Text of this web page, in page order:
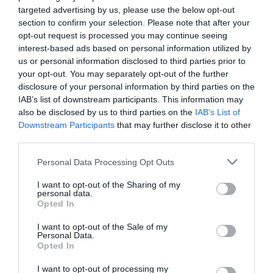
targeted advertising by us, please use the below opt-out
section to confirm your selection. Please note that after your
opt-out request is processed you may continue seeing
interest-based ads based on personal information utilized by
us or personal information disclosed to third parties prior to
your opt-out. You may separately opt-out of the further
disclosure of your personal information by third parties on the
IAB’s list of downstream participants. This information may
also be disclosed by us to third parties on the IAB’s List of
Downstream Participants that may further disclose it to other
Personal Data Processing Opt Outs
I want to opt-out of the Sharing of my
personal data.
Opted In
I want to opt-out of the Sale of my
Personal Data.
Opted In
I want to opt-out of processing my
de las fiestas navideñas. Pablo Ojeda, con una dilatada trayectoria
profesional, asiduo colaborador de programas televisivos de La...
Elogio de la papa frita
FRANCISCO SILVERA
Salada, con un punto de aceite y el crujir nacarado de
la fritura cariñosa, la papa dona felicidad a sus
consumidores. De una en una, agrupadas, ensortijadas
sin forma previa, solapadas en redondez masticable,
trituradas por una quijada abierta o en consunción
lenta como cuerpo de Dios dejando fluir sus...